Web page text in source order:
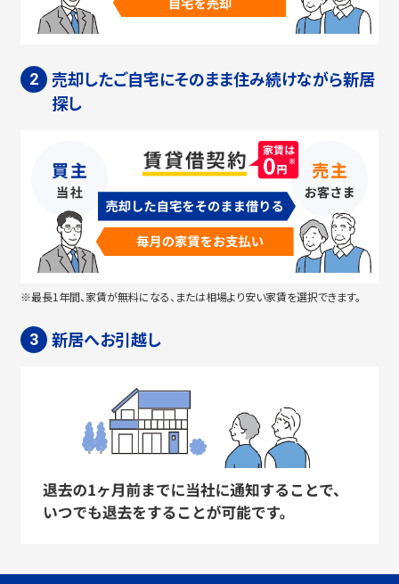
売却したご自宅にそのまま住み続けながら新居
探し
※最長1年間、家賃が無料になる、または相場より安い家賃を選択できます。
新居へお引越し